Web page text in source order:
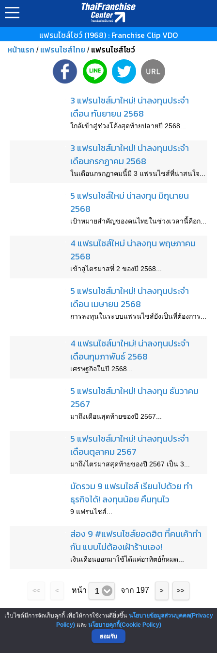
แฟรนไชส์โชว์ (1968) : Franchise Clip VDO
หน้าแรก / แฟรนไชส์ไทย / แฟรนไชส์โชว์
3 แฟรนไชส์มาใหม่! น่าลงทุนประจำ
เดือน กันยายน 2568
ใกล้เข้าสู่ช่วงโค้งสุดท้ายปลายปี 2568...
3 แฟรนไชส์มาใหม่! น่าลงทุนประจำ
เดือนกรกฏาคม 2568
ในเดือนกรกฏาคมนี้มี 3 แฟรนไชส์ที่น่าสนใจ...
5 แฟรนไชส์ใหม่ น่าลงทุน มิถุนายน
2568
เป้าหมายสำคัญของคนไทยในช่วงเวลานี้คือก...
4 แฟรนไชส์ใหม่ น่าลงทุน พฤษภาคม
2568
เข้าสู่ไตรมาสที่ 2 ของปี 2568...
5 แฟรนไชส์มาใหม่! น่าลงทุนประจำ
เดือน เมษายน 2568
การลงทุนในระบบแฟรนไชส์ยังเป็นที่ต้องการ...
4 แฟรนไชส์มาใหม่! น่าลงทุนประจำ
เดือนกุมภาพันธ์ 2568
เศรษฐกิจในปี 2568...
5 แฟรนไชส์มาใหม่! น่าลงทุน ธันวาคม
2567
มาถึงเดือนสุดท้ายของปี 2567...
5 แฟรนไชส์มาใหม่! น่าลงทุนประจำ
เดือนตุลาคม 2567
มาถึงไตรมาสสุดท้ายของปี 2567 เป็น 3...
มัดรวม 9 แฟรนไชส์ เรียนไปด้วย ทำ
ธุรกิจได้! ลงทุนน้อย คืนทุนไว
9 แฟรนไชส์...
ส่อง 9 #แฟรนไชส์ยอดฮิต ที่คนเค้าทำ
กัน แบบไม่ต้องเฝ้าร้านเอง!
เงินเดือนออกมาใช้ได้แค่อาทิตย์ก็หมด...
<< < หน้า 1 จาก 197 > >>
▲ GO TO TOP
เว็บไซต์มีการจัดเก็บคุกกี้ เพื่อให้การใช้งานดียิ่งขึ้น นโยบายข้อมูลส่วนบุคคล(Privacy
Policy)และ นโยบายคุกกี้(Cookie Policy)
ยอมรับ